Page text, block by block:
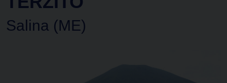
Salina (ME)